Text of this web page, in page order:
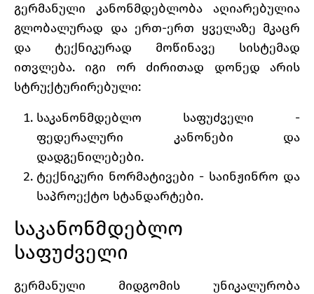
გერმანული კანონმდებლობა აღიარებულია
გლობალურად და ერთ-ერთ ყველაზე მკაცრ
და ტექნიკურად მოწინავე სისტემად
ითვლება. იგი ორ ძირითად დონედ არის
სტრუქტურირებული:
საკანონმდებლო საფუძველი -
ფედერალური კანონები და
დადგენილებები.
ტექნიკური ნორმატივები - საინჟინრო და
საპროექტო სტანდარტები.
საკანონმდებლო
საფუძველი
გერმანული მიდგომის უნიკალურობა